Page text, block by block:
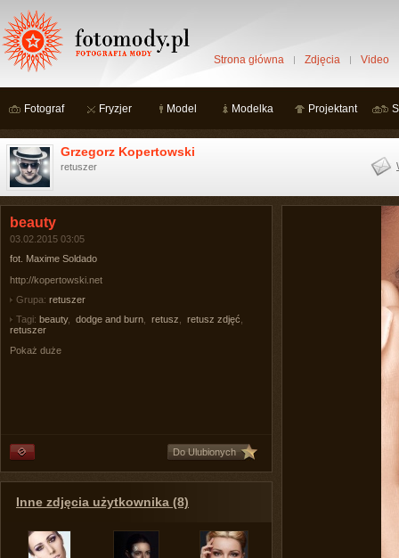
Strona główna Zdjęcia Video
Fotograf Fryzjer Model Modelka Projektant
Grzegorz Kopertowski
retuszer
beauty
03.02.2015 03:05
fot. Maxime Soldado
http://kopertowski.net
Grupa: retuszer
Tagi: beauty, dodge and burn retusz retusz zdjęć
retuszer
Pokaż duże
Do Ulubionych
Inne zdjęcia użytkownika (8)